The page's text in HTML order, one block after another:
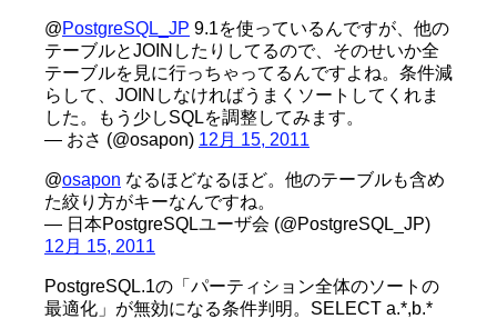
@PostgreSQL_JP 9.1を使っているんですが、他の
テーブルとJOINしたりしてるので、そのせいか全
テーブルを見に行っちゃってるんですよね。条件減
らして、JOINしなければうまくソートしてくれま
した。もう少しSQLを調整してみます。
— おさ (@osapon) 12月 15, 2011
@osapon なるほどなるほど。他のテーブルも含め
た絞り方がキーなんですね。
— 日本PostgreSQLユーザ会 (@PostgreSQL_JP)
12月 15, 2011
PostgreSQL.1の「パーティション全体のソートの
最適化」が無効になる条件判明。SELECT a.*,b.*